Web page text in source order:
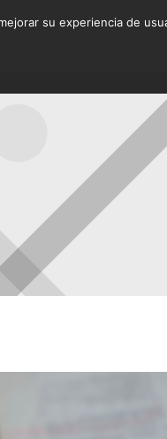
su experiencia de